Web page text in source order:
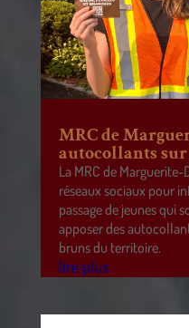
MRC de
autocollants sur
La MRC de Marguerite-
réseaux sociaux pour
passage de jeunes qui
apposer des
bruns du territoire.
lire plus